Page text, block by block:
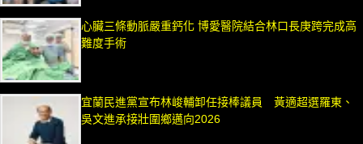
心臟三條動脈嚴重鈣化 博愛醫院結合林口長庚跨完成高
難度手術
宜蘭民進黨宣布林峻輔卸任接棒議員 黃適超選羅東、
吳文進承接壯圍鄉邁向2026